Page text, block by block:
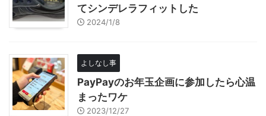
てシンデレラフィットした
2024/1/8
よしなし事
PayPayのお年玉企画に参加したら心温
まったワケ
2023/12/27